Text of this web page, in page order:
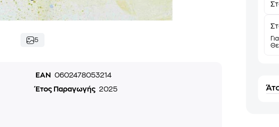
5
EAN
0602478053214
Έτος Παραγωγής 2025